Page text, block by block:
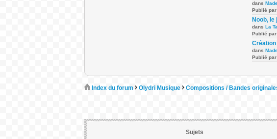
dans
Publié par
Noob, le
dans La
Publié par
dans
Publié par
Index du forum Olydri Musique Compositions / Bandes
Sujets